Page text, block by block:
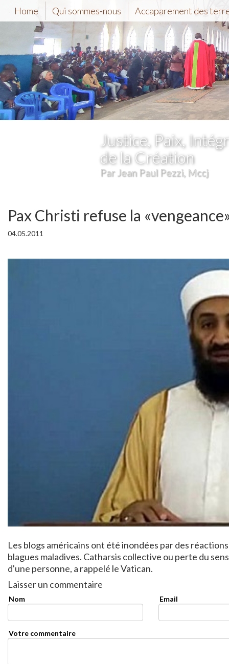
Home Qui sommes-nous Accaparement des
Justice, Paix,
de la Création
Par Jean Paul Pezzi, Mccj
Pax Christi refuse la
04.05.2011
Les blogs américains ont été inondées par des
blagues maladives. Catharsis collective ou perte du
d'une personne, a rappelé le Vatican.
Laisser un commentaire
Nom Email
Votre commentaire